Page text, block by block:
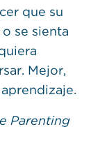
que su
se sienta
Mejor,
Parenting